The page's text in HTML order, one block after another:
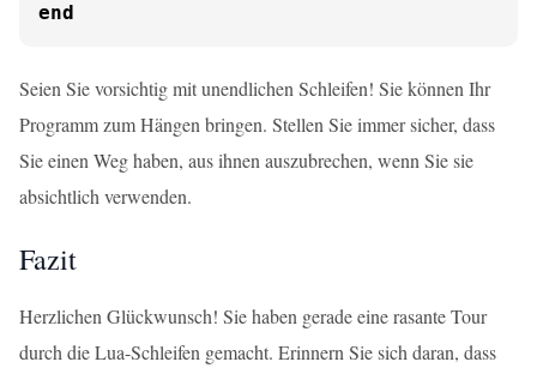
end
Seien Sie vorsichtig mit unendlichen Schleifen! Sie können Ihr
Programm zum Hängen bringen. Stellen Sie immer sicher, dass
Sie einen Weg haben, aus ihnen auszubrechen, wenn Sie sie
absichtlich verwenden.
Fazit
Herzlichen Glückwunsch! Sie haben gerade eine rasante Tour
durch die Lua-Schleifen gemacht. Erinnern Sie sich daran, dass